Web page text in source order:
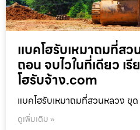
แบคโฮรับเหมาถมที่ส
ถอน จบไวในที่เดียว เ
โฮรับจ้าง.com
แบคโฮรับเหมาถมที่สวนหลวง ขุ
ดูเพิ่มเติม »